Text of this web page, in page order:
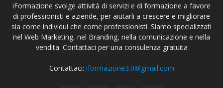
iFormazione svolge attività di servizi e di formazione a favore
di professionisti e aziende, per aiutarli a crescere e migliorare
sia come individui che come professionisti. Siamo specializzati
nel Web Marketing, nel Branding, nella comunicazione e nella
vendita. Contattaci per una consulenza gratuita
Contattaci: iformazione3.0@gmail.com